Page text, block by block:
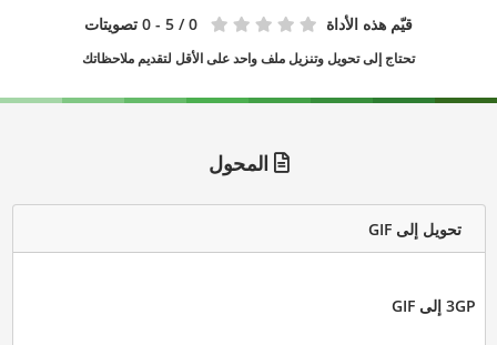
قيّم هذه الأداة 0 / 5 - 0 تصويتات
تحتاج إلى تحويل وتنزيل ملف واحد على الأقل لتقديم ملاحظاتك
المحول
تحويل إلى GIF
3GP إلى GIF